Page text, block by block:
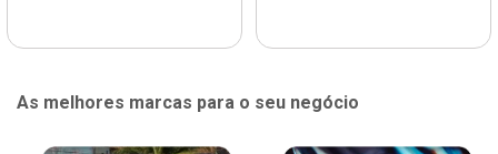
As melhores marcas para o seu negócio